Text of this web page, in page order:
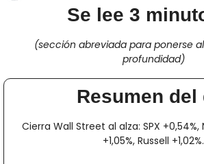
Se lee 3
(sección abreviada para ponerse
profundidad)
Resumen del
Cierra Wall Street al alza: SPX +0,54%,
+1,05%, Russell +1,02%.